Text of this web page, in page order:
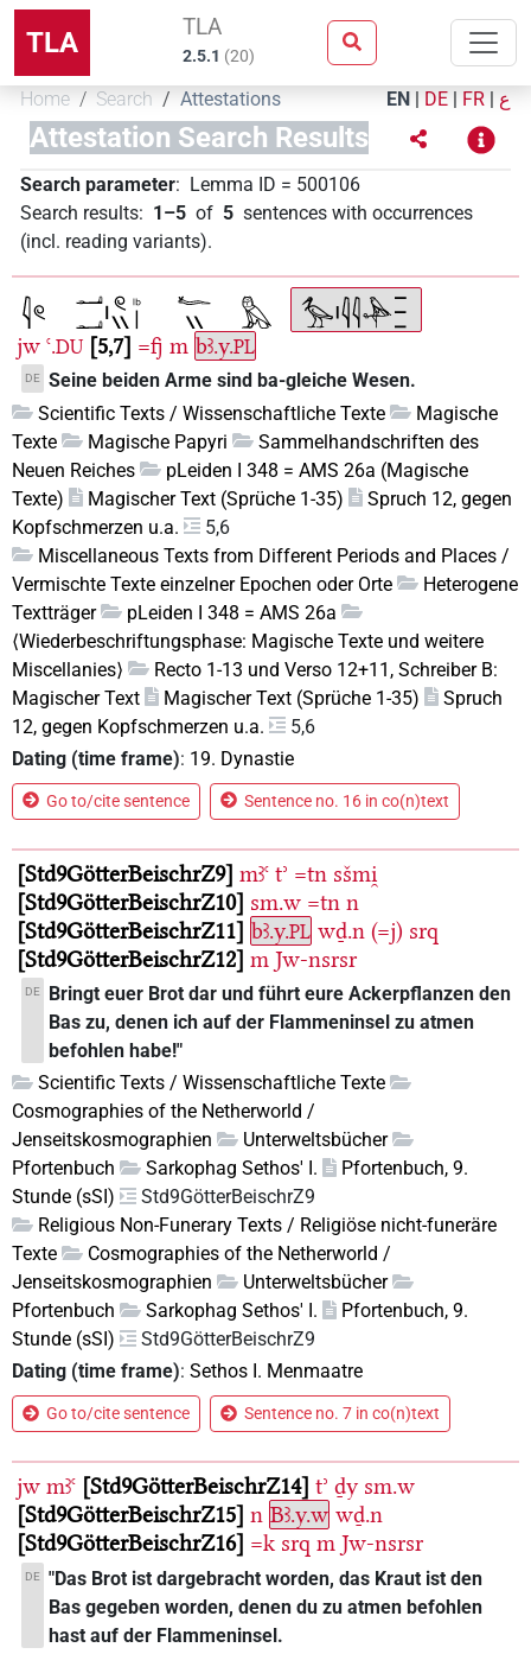
TLA TLA
2.5.1 (20)
Home Search Attestations EN | DE | FR | ع
Attestation Search Results
Search parameter: Lemma ID = 500106
Search results: 1–5 of 5 sentences with occurrences
(incl. reading variants).
jw ꜥ.DU 5,7 =fj m bꜣ.y.PL
DE Seine beiden Arme sind ba-gleiche Wesen.
Scientific Texts / Wissenschaftliche Texte
Magische
Texte
Magische Papyri
Sammelhandschriften des
Neuen Reiches
pLeiden I 348 = AMS 26a (Magische
Texte)
Magischer Text (Sprüche 1-35)
Spruch 12, gegen
Kopfschmerzen u.a.
5,6
Miscellaneous Texts from Different Periods and Places /
Vermischte Texte einzelner Epochen oder Orte
Heterogene
Textträger
pLeiden I 348 = AMS 26a
⟨Wiederbeschriftungsphase: Magische Texte und weitere
Miscellanies⟩
Recto 1-13 und Verso 12+11, Schreiber B:
Magischer Text
Magischer Text (Sprüche 1-35)
Spruch
12, gegen Kopfschmerzen u.a.
5,6
Dating (time frame): 19. Dynastie
Go to/cite sentence Sentence no. 16 in co(n)text
Std9GötterBeischrZ9 mꜣꜥ tʾ =tn sšmi̯
Std9GötterBeischrZ10 sm.w =tn n
Std9GötterBeischrZ11 bꜣ.y.PL wḏ.n (=j) srq
Std9GötterBeischrZ12 m Jw-nsrsr
DE
Bringt euer Brot dar und führt eure Ackerpflanzen den
Bas zu, denen ich auf der Flammeninsel zu atmen
befohlen habe!"
Scientific Texts / Wissenschaftliche Texte
Cosmographies of the Netherworld /
Jenseitskosmographien
Unterweltsbücher
Pfortenbuch
Sarkophag Sethos' I.
Pfortenbuch, 9.
Stunde (sSI)
Std9GötterBeischrZ9
Religious Non-Funerary Texts / Religiöse nicht-funeräre
Texte
Cosmographies of the Netherworld /
Jenseitskosmographien
Unterweltsbücher
Pfortenbuch
Sarkophag Sethos' I.
Pfortenbuch, 9.
Stunde (sSI)
Std9GötterBeischrZ9
Dating (time frame): Sethos I. Menmaatre
Go to/cite sentence Sentence no. 7 in co(n)text
jw mꜣꜥ Std9GötterBeischrZ14 tʾ ḏy sm.w
Std9GötterBeischrZ15 n Bꜣ.y.w wḏ.n
Std9GötterBeischrZ16 =k srq m Jw-nsrsr
DE
"Das Brot ist dargebracht worden, das Kraut ist den
Bas gegeben worden, denen du zu atmen befohlen
hast auf der Flammeninsel.